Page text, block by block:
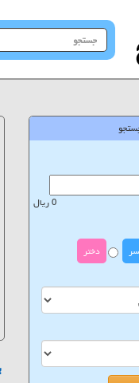
جستجو
در
0 ریال
دختر